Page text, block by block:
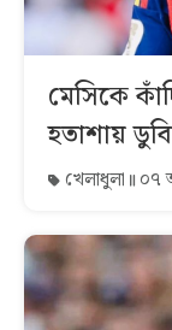
মেসিকে
হতাশায়
খেলাধুলা ০৭